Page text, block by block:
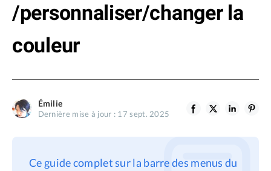
BuhoLaunchpad
Support
Confidentialité
remboursement
/personnaliser/changer la
couleur
Émilie
Dernière mise à jour : 17 sept. 2025
Ce guide complet sur la barre des menus du